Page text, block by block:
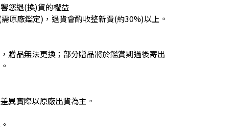
您退(換)貨的權益
原廠鑑定)，退貨會酌收整新費(約30%)以上。
贈品無法更換；部分贈品將於鑑賞期過後寄出
異實際以原廠出貨為主。